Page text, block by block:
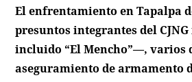
El enfrentamiento en Tapalpa
presuntos integrantes del
incluido “El Mencho”—, varios
aseguramiento de armamento